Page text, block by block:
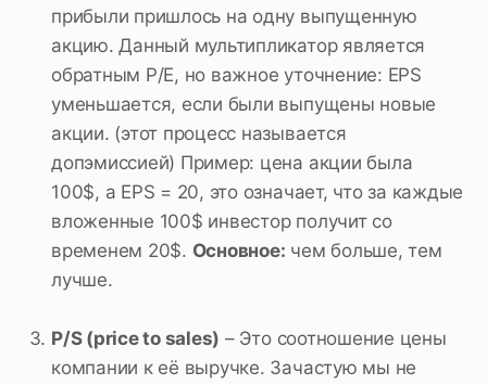
прибыли пришлось на одну выпущенную
акцию. Данный мультипликатор является
обратным Р/Е, но важное уточнение: EPS
уменьшается, если были выпущены новые
акции. (этот процесс называется
допэмиссией) Пример: цена акции была
100$, а EPS = 20, это означает, что за каждые
вложенные 100$ инвестор получит со
временем 20$. Основное: чем больше, тем
лучше.
P/S (price to sales) – Это соотношение цены
компании к её выручке. Зачастую мы не